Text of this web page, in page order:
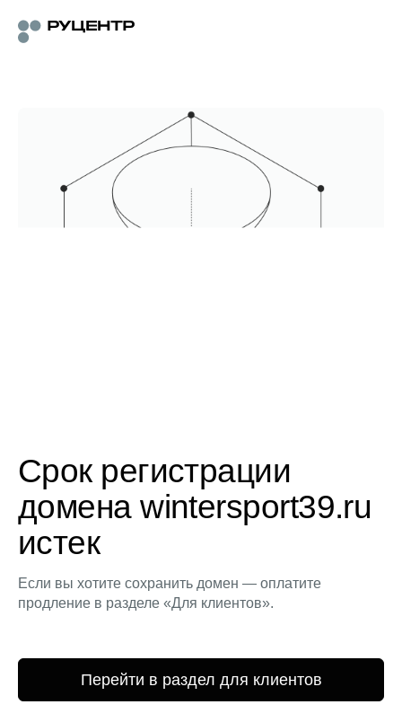
Срок регистрации
домена wintersport39.ru
истек
Если вы хотите сохранить домен — оплатите
продление в разделе «Для клиентов».
Перейти в раздел для клиентов